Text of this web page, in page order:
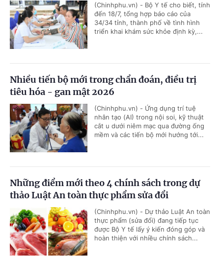
(Chinhphu.vn) - Bộ Y tế cho biết, tính
đến 18/7, tổng hợp báo cáo của
34/34 tỉnh, thành phố về tình hình
triển khai khám sức khỏe định kỳ,...
Nhiều tiến bộ mới trong chẩn đoán, điều trị
tiêu hóa - gan mật 2026
(Chinhphu.vn) - Ứng dụng trí tuệ
nhân tạo (AI) trong nội soi, kỹ thuật
cắt u dưới niêm mạc qua đường ống
mềm và các tiến bộ mới hướng tới...
Những điểm mới theo 4 chính sách trong dự
thảo Luật An toàn thực phẩm sửa đổi
(Chinhphu.vn) - Dự thảo Luật An toàn
thực phẩm (sửa đổi) đang tiếp tục
được Bộ Y tế lấy ý kiến đóng góp và
hoàn thiện với nhiều chính sách...